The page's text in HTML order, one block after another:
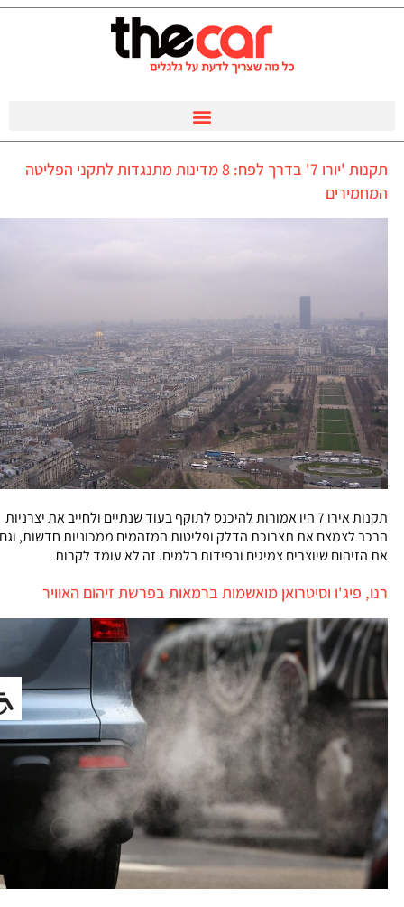
תקנות 'יורו 7' בדרך לפח: 8 מדינות מתנגדות לתקני הפליטה
המחמירים
תקנות אירו 7 היו אמורות להיכנס לתוקף בעוד שנתיים ולחייב את יצרניות
הרכב לצמצם את תצרוכת הדלק ופליטות המזהמים ממכוניות חדשות, וגם
את הזיהום שיוצרים צמיגים ורפידות בלמים. זה לא עומד לקרות
רנו, פיג'ו וסיטרואן מואשמות ברמאות בפרשת זיהום האוויר